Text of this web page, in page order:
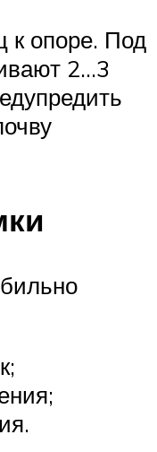
к опоре. Под
2…3